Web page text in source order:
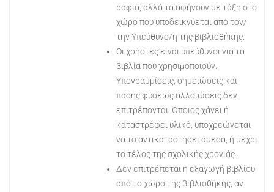
ράφια, αλλά τα αφήνουν με τάξη στο
χώρο που υποδεικνύεται από τον/
την Υπεύθυνο/η της βιβλιοθήκης.
Οι χρήστες είναι υπεύθυνοι για τα
βιβλία που χρησιμοποιούν.
Υπογραμμίσεις, σημειώσεις και
πάσης φύσεως αλλοιώσεις δεν
επιτρέπονται. Όποιος χάνει ή
καταστρέφει υλικό, υποχρεώνεται
να το αντικαταστήσει άμεσα, ή μέχρι
το τέλος της σχολικής χρονιάς.
Δεν επιτρέπεται η εξαγωγή βιβλίου
από το χώρο της βιβλιοθήκης, αν